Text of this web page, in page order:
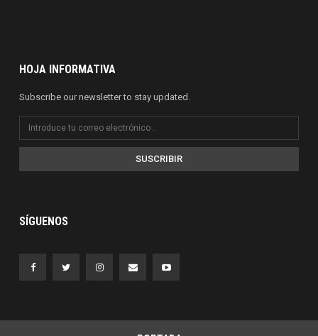
HOJA INFORMATIVA
Subscribe our newsletter to stay updated.
SUSCRIBIR
SÍGUENOS